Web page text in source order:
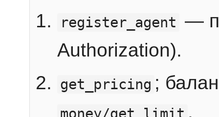
register_agent —
Authorization).
get_pricing ;
.